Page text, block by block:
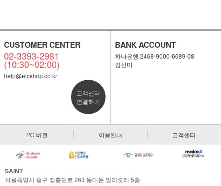
CUSTOMER CENTER
02-3393-2981
(10:30~02:00)
help@etcshop.co.kr
고객센터
연결하기
BANK ACCOUNT
하나은행 2468-9000-6689-08
김신미
PC 버전 이용안내 고객센터
SAINT
서울특별시 중구 장충단로 263 동대문 밀리오레 5층